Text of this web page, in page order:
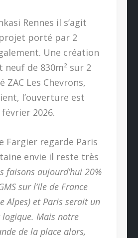
Rennes il s’agit
porté par 2
Une création
de 830m² sur 2
ZAC Les Chevrons,
l’ouverture est
2026.
Fargier regarde Paris
envie il reste très
faisons aujourd’hui 20%
sur l’Ile de France
Alpes) et Paris serait un
Mais notre
de la place alors,